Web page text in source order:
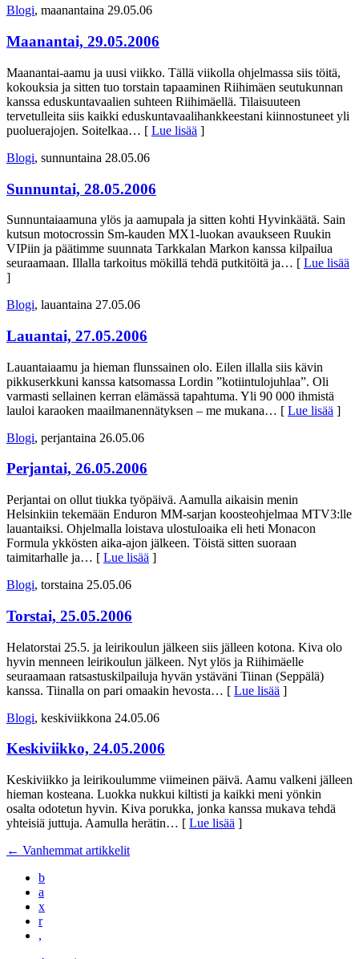
Blogi, maanantaina 29.05.06
Maanantai, 29.05.2006
Maanantai-aamu ja uusi viikko. Tällä viikolla ohjelmassa siis töitä,
kokouksia ja sitten tuo torstain tapaaminen Riihimäen seutukunnan
kanssa eduskuntavaalien suhteen Riihimäellä. Tilaisuuteen
tervetulleita siis kaikki eduskuntavaalihankkeestani kiinnostuneet yli
puoluerajojen. Soitelkaa… [ Lue lisää ]
Blogi, sunnuntaina 28.05.06
Sunnuntai, 28.05.2006
Sunnuntaiaamuna ylös ja aamupala ja sitten kohti Hyvinkäätä. Sain
kutsun motocrossin Sm-kauden MX1-luokan avaukseen Ruukin
VIPiin ja päätimme suunnata Tarkkalan Markon kanssa kilpailua
seuraamaan. Illalla tarkoitus mökillä tehdä putkitöitä ja… [ Lue lisää
]
Blogi, lauantaina 27.05.06
Lauantai, 27.05.2006
Lauantaiaamu ja hieman flunssainen olo. Eilen illalla siis kävin
pikkuserkkuni kanssa katsomassa Lordin ”kotiintulojuhlaa”. Oli
varmasti sellainen kerran elämässä tapahtuma. Yli 90 000 ihmistä
lauloi karaoken maailmanennätyksen – me mukana… [ Lue lisää ]
Blogi, perjantaina 26.05.06
Perjantai, 26.05.2006
Perjantai on ollut tiukka työpäivä. Aamulla aikaisin menin
Helsinkiin tekemään Enduron MM-sarjan koosteohjelmaa MTV3:lle
lauantaiksi. Ohjelmalla loistava ulostuloaika eli heti Monacon
Formula ykkösten aika-ajon jälkeen. Töistä sitten suoraan
taimitarhalle ja… [ Lue lisää ]
Blogi, torstaina 25.05.06
Torstai, 25.05.2006
Helatorstai 25.5. ja leirikoulun jälkeen siis jälleen kotona. Kiva olo
hyvin menneen leirikoulun jälkeen. Nyt ylös ja Riihimäelle
seuraamaan ratsastuskilpailuja hyvän ystäväni Tiinan (Seppälä)
kanssa. Tiinalla on pari omaakin hevosta… [ Lue lisää ]
Blogi, keskiviikkona 24.05.06
Keskiviikko, 24.05.2006
Keskiviikko ja leirikoulumme viimeinen päivä. Aamu valkeni jälleen
hieman kosteana. Luokka nukkui kiltisti ja kaikki meni yönkin
osalta odotetun hyvin. Kiva porukka, jonka kanssa mukava tehdä
yhteisiä juttuja. Aamulla herätin… [ Lue lisää ]
← Vanhemmat artikkelit
b
a
x
r
,